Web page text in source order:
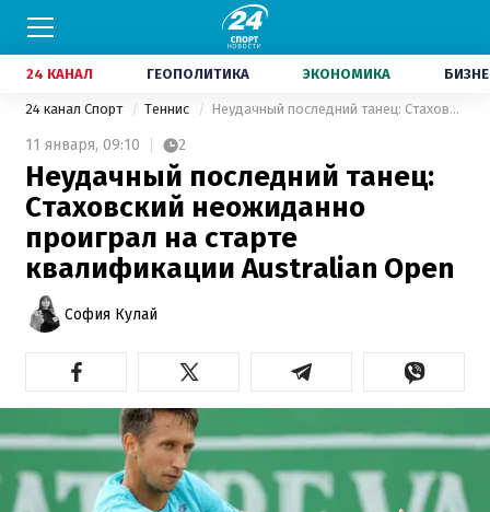
24 КАНАЛ ГЕОПОЛИТИКА ЭКОНОМИКА
24 канал Спорт Теннис Неудачный последний танец: Стаховский неожиданно проиграл на старте квалификации Australian Open
11 января, 09:10 2
Неудачный последний танец:
Стаховский неожиданно
проиграл на старте
квалификации Australian Open
София Кулай